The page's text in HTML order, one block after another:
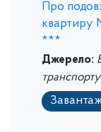
Про
***
Джерело: